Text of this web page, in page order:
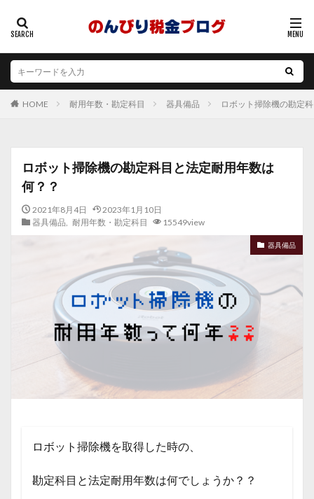
HOME 耐用年数・勘定科目 器具備品 ロボット掃除機の勘定
ロボット掃除機の勘定科目と法定耐用年数は
何？？
2021年8月4日
2023年1月10日
器具備品
耐用年数・勘定科目 15549view
器具備品
ロボット掃除機を取得した時の、
勘定科目と法定耐用年数は何でしょうか？？